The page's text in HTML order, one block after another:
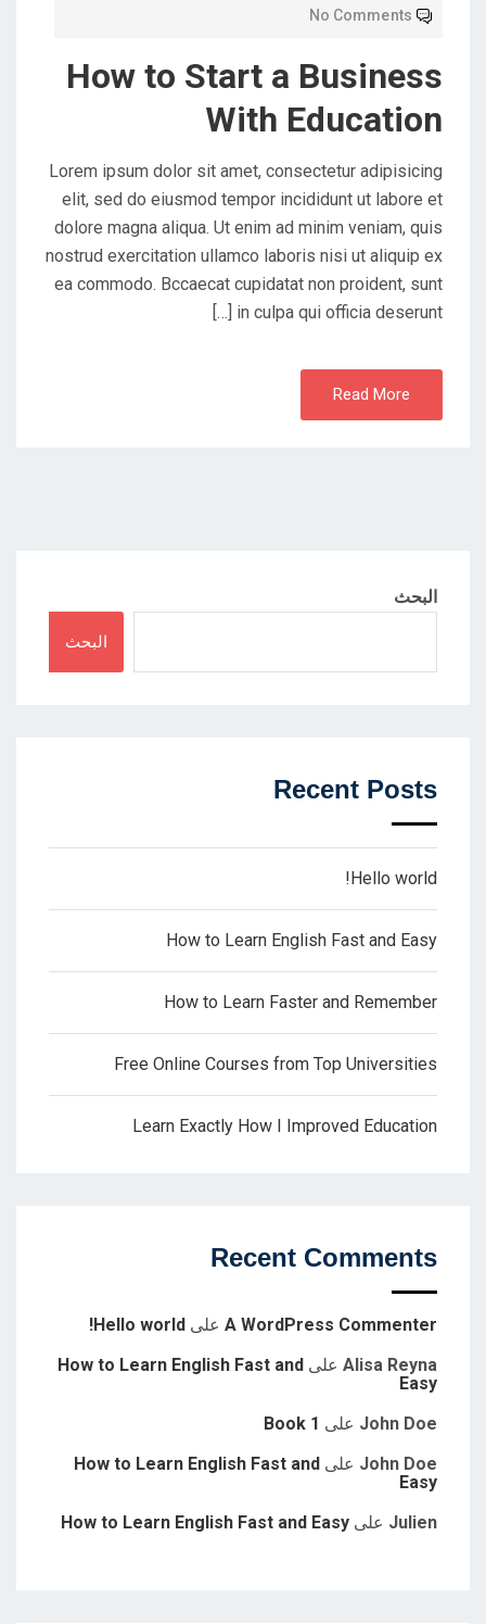
No Comments
How to Start a Business
With Education
Lorem ipsum dolor sit amet, consectetur adipisicing
elit, sed do eiusmod tempor incididunt ut labore et
dolore magna aliqua. Ut enim ad minim veniam, quis
nostrud exercitation ullamco laboris nisi ut aliquip ex
ea commodo. Bccaecat cupidatat non proident, sunt
in culpa qui officia deserunt […]
Read More
البحث
البحث
Recent Posts
Hello world!
How to Learn English Fast and Easy
How to Learn Faster and Remember
Free Online Courses from Top Universities
Learn Exactly How I Improved Education
Recent Comments
A WordPress Commenter على Hello world!
Alisa Reyna على How to Learn English Fast and
Easy
John Doe على Book 1
John Doe على How to Learn English Fast and
Easy
Julien على How to Learn English Fast and Easy